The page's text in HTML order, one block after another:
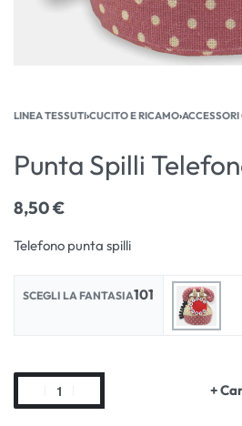
LINEA TESSUTI›CUCITO E RICAMO›
Punta Spilli
8,50€
Telefono punta spilli
SCEGLI LA FANTASIA101
+